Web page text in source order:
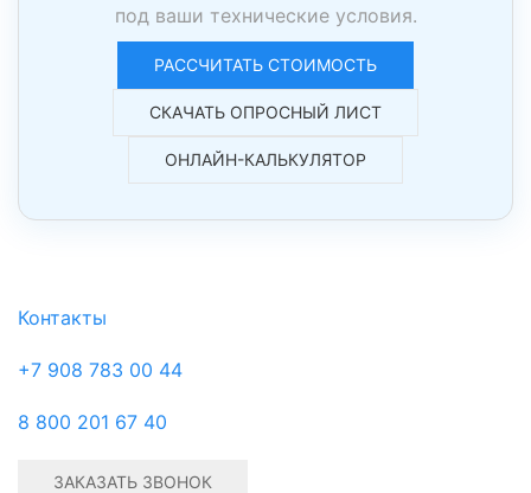
под ваши технические условия.
РАССЧИТАТЬ СТОИМОСТЬ
СКАЧАТЬ ОПРОСНЫЙ ЛИСТ
ОНЛАЙН-КАЛЬКУЛЯТОР
Контакты
+7 908 783 00 44
8 800 201 67 40
ЗАКАЗАТЬ ЗВОНОК